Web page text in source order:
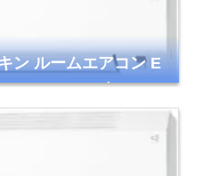
ン ルームエアコン E
ワイト 2025年モデル
ル ストリーマ